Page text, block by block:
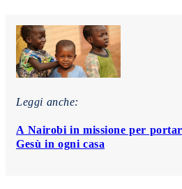
Leggi anche:
A Nairobi in missione per
Gesù in ogni casa